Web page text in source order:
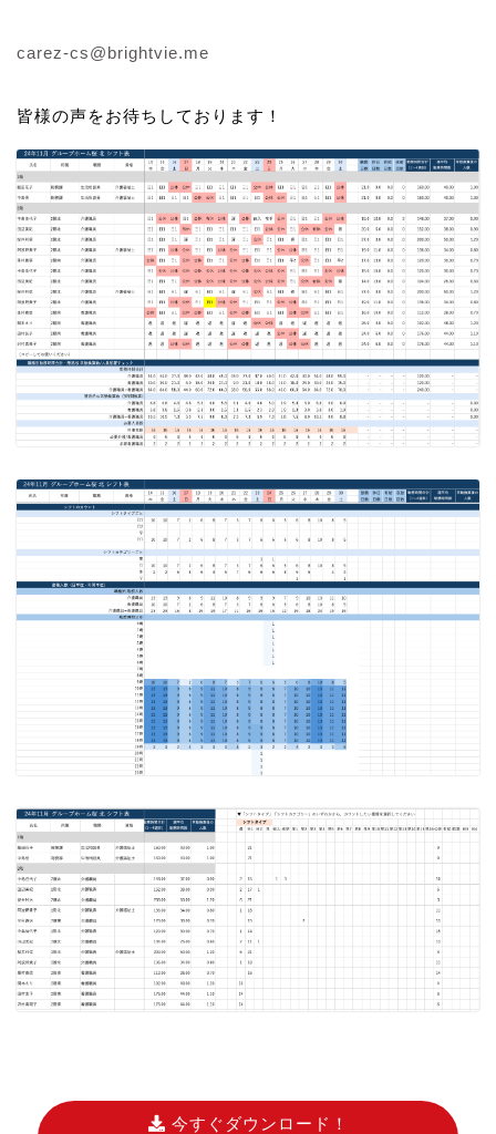
carez-cs@brightvie.me
皆様の声をお待ちしております！
今すぐダウンロード！